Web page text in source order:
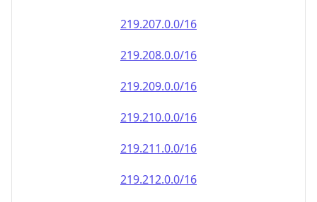
219.207.0.0/16
219.208.0.0/16
219.209.0.0/16
219.210.0.0/16
219.211.0.0/16
219.212.0.0/16